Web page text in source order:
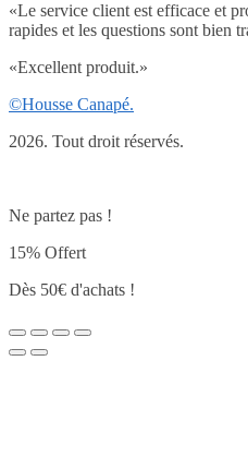
«Le service client est efficace et
rapides et les questions sont bien
«Excellent produit.»
©Housse Canapé.
2026. Tout droit réservés.
Ne partez pas !
15% Offert
Dès 50€ d'achats !